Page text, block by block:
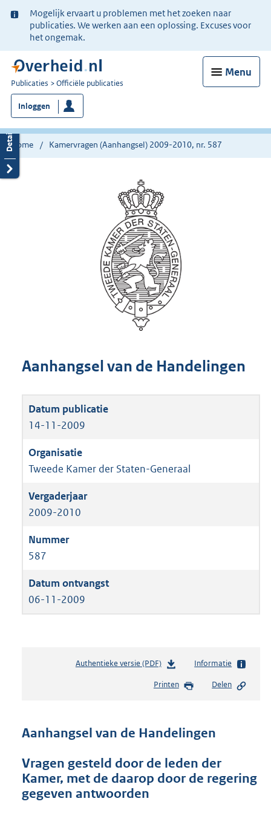
Ter
informatie:
Mogelijk ervaart u problemen met het zoeken naar
publicaties. We werken aan een oplossing. Excuses voor
het ongemak.
Menu
U
bent
nu
hier:
Publicaties Officiële publicaties
Inloggen
Home Kamervragen (Aanhangsel) 2009-2010, nr. 587
Aanhangsel van de Handelingen
14-11-2009
Tweede Kamer der Staten-Generaal
2009-2010
587
06-11-2009
Authentieke versie (PDF)b
s
d
r
Informatie
Printen Delen
Aanhangsel van de Handelingen
Vragen gesteld door de leden der
Kamer, met de daarop door de regering
gegeven antwoorden